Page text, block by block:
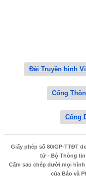
Đài Truyền hình
Cổng
Cổng
Giấy phép số 80/GP-TTĐT
tử - Bộ Thông tin
Cấm sao chép dưới mọi
của Báo và